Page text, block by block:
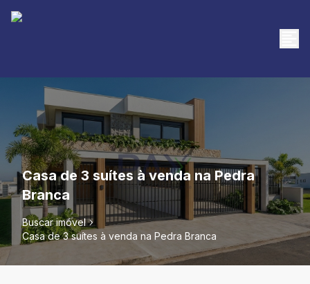
Casa de 3 suítes à venda na Pedra
Branca
Buscar imóvel
Casa de 3 suítes à venda na Pedra Branca